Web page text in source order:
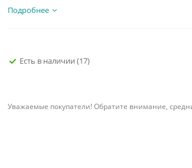
Подробнее
Есть в наличии (17)
Уважаемые покупатели! Обратите внимание,